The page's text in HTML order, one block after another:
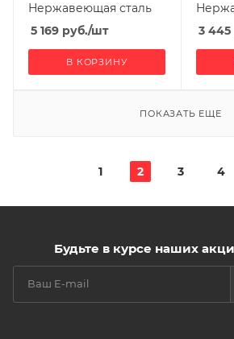
Нержавеющая сталь
5 169 руб./шт
В КОРЗИНУ
3 445
ПОКАЗАТЬ ЕЩЕ
1 2 3 4
Будьте в курсе наших